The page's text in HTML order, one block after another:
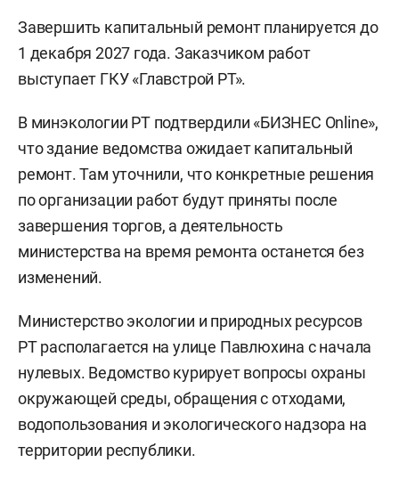
Завершить капитальный ремонт планируется до
1 декабря 2027 года. Заказчиком работ
выступает ГКУ «Главстрой РТ».
В минэкологии РТ подтвердили «БИЗНЕС Online»,
что здание ведомства ожидает капитальный
ремонт. Там уточнили, что конкретные решения
по организации работ будут приняты после
завершения торгов, а деятельность
министерства на время ремонта останется без
изменений.
Министерство экологии и природных ресурсов
РТ располагается на улице Павлюхина с начала
нулевых. Ведомство курирует вопросы охраны
окружающей среды, обращения с отходами,
водопользования и экологического надзора на
территории республики.